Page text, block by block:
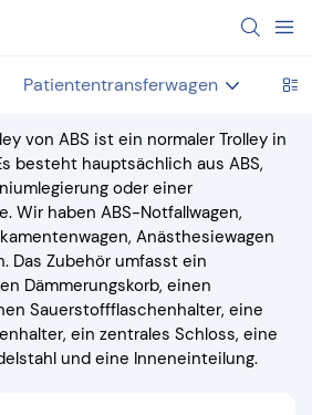
Patiententransferwagen
von ABS ist ein normaler Trolley in
besteht hauptsächlich aus ABS,
oder einer
Wir haben ABS-Notfallwagen,
Anästhesiewagen
Das Zubehör umfasst ein
Dämmerungskorb, einen
Sauerstoffflaschenhalter, eine
ein zentrales Schloss, eine
und eine Inneneinteilung.